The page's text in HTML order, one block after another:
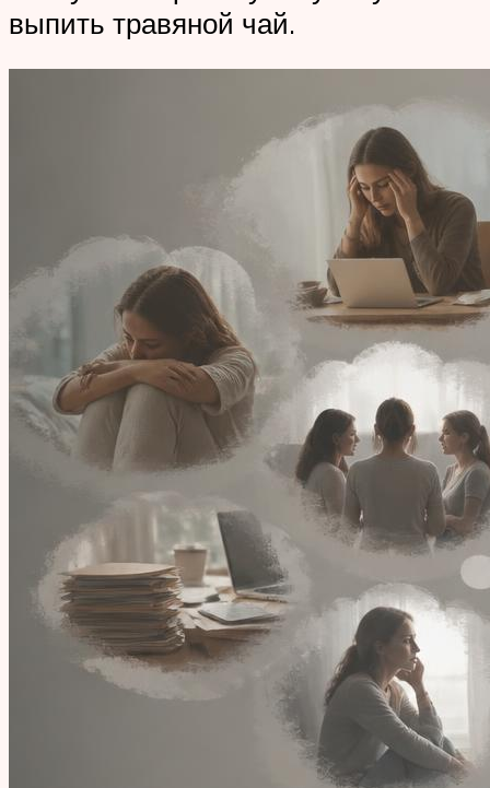
выпить травяной чай.